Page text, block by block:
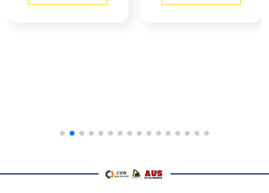
ейный, профильны
его можно непосре
вать, сортировать и
алов и предметов. о